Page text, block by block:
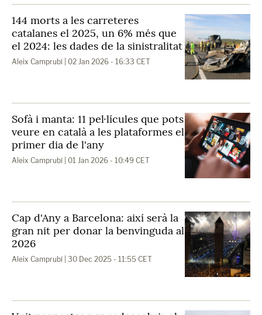
144 morts a les carreteres
catalanes el 2025, un 6% més que
el 2024: les dades de la sinistralitat
Aleix Camprubí | 02 Jan 2026 - 16:33 CET
Sofà i manta: 11 pel·lícules que pots
veure en català a les plataformes el
primer dia de l'any
Aleix Camprubí | 01 Jan 2026 - 10:49 CET
Cap d'Any a Barcelona: així serà la
gran nit per donar la benvinguda al
2026
Aleix Camprubí | 30 Dec 2025 - 11:55 CET